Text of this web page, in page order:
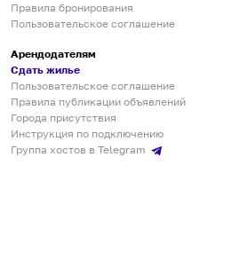
Правила бронирования
Пользовательское соглашение
Арендодателям
Сдать жилье
Пользовательское соглашение
Правила публикации объявлений
Города присутствия
Инструкция по подключению
Группа хостов в Telegram